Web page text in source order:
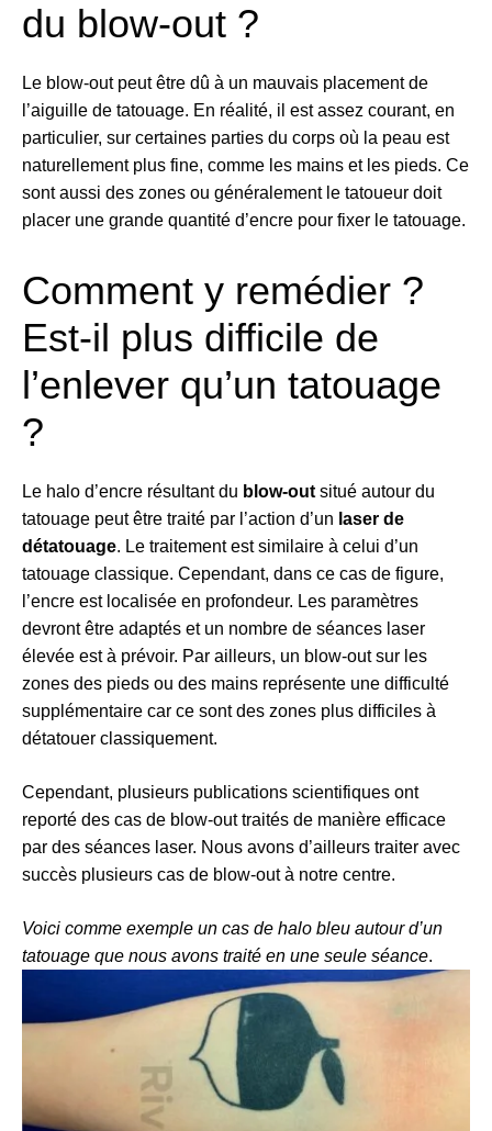
du blow-out ?
Le blow-out peut être dû à un mauvais placement de
l’aiguille de tatouage. En réalité, il est assez courant, en
particulier, sur certaines parties du corps où la peau est
naturellement plus fine, comme les mains et les pieds. Ce
sont aussi des zones ou généralement le tatoueur doit
placer une grande quantité d’encre pour fixer le tatouage.
Comment y remédier ?
Est-il plus difficile de
l’enlever qu’un tatouage
?
Le halo d’encre résultant du blow-out situé autour du
tatouage peut être traité par l’action d’un laser de
détatouage. Le traitement est similaire à celui d’un
tatouage classique. Cependant, dans ce cas de figure,
l’encre est localisée en profondeur. Les paramètres
devront être adaptés et un nombre de séances laser
élevée est à prévoir. Par ailleurs, un blow-out sur les
zones des pieds ou des mains représente une difficulté
supplémentaire car ce sont des zones plus difficiles à
détatouer classiquement.
Cependant, plusieurs publications scientifiques ont
reporté des cas de blow-out traités de manière efficace
par des séances laser. Nous avons d’ailleurs traiter avec
succès plusieurs cas de blow-out à notre centre.
Voici comme exemple un cas de halo bleu autour d’un
tatouage que nous avons traité en une seule séance.